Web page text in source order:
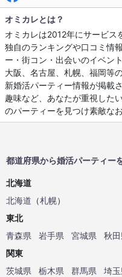
オミカレとは？
オミカレは2012年にサービス
独自のランキングや口コミ情
ー・街コン・出会いのイベン
大阪、名古屋、札幌、福岡等
新婚活パーティー情報が掲載
趣味など、あなたが重視した
のパーティーを見つけ素敵な
都道府県から婚活パーティー
北海道
北海道 （札幌）
東北
青森県
岩手県 宮城県 秋
関東
茨城県
栃木県 群馬県 埼